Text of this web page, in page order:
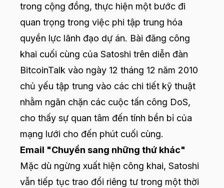
trong cộng đồng, thực hiện một bước đi
quan trọng trong việc phi tập trung hóa
quyền lực lãnh đạo dự án. Bài đăng công
khai cuối cùng của Satoshi trên diễn đàn
BitcoinTalk vào ngày 12 tháng 12 năm 2010
chủ yếu tập trung vào các chi tiết kỹ thuật
nhằm ngăn chặn các cuộc tấn công DoS,
cho thấy sự quan tâm đến tính bền bỉ của
mạng lưới cho đến phút cuối cùng.
Email "Chuyển sang những thứ khác"
Mặc dù ngừng xuất hiện công khai, Satoshi
vẫn tiếp tục trao đổi riêng tư trong một thời